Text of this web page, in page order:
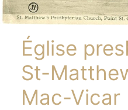
Église
St-
Mac-Vicar